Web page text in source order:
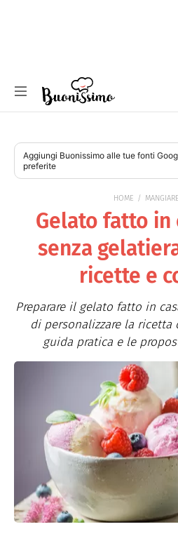
Aggiungi Buonissimo alle tue fonti
preferite
HOME
Gelato fatto in
senza
ricette e
Preparare il gelato fatto in
di personalizzare la ricetta
guida pratica e le